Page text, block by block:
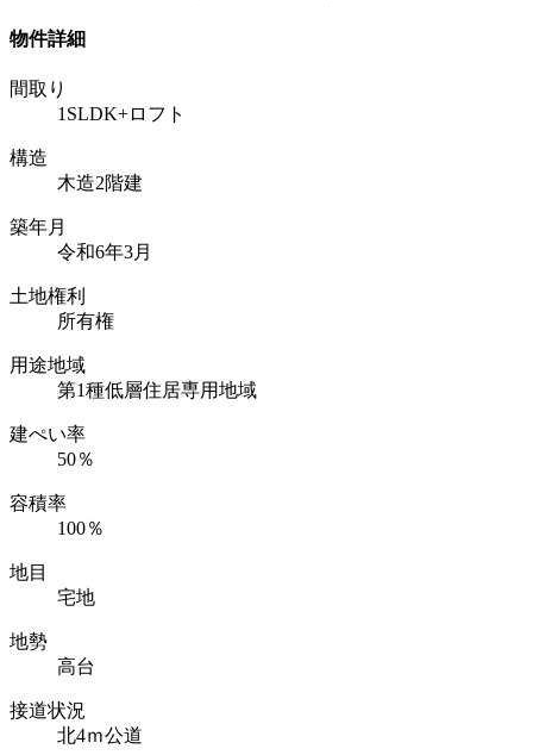
物件詳細
間取り
1SLDK+ロフト
構造
木造2階建
築年月
令和6年3月
土地権利
所有権
用途地域
第1種低層住居専用地域
建ぺい率
50％
容積率
100％
地目
宅地
地勢
高台
接道状況
北4ｍ公道